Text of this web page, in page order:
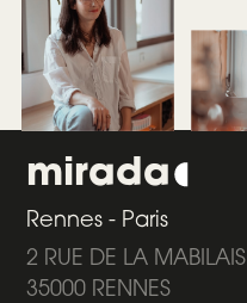
mirada
Rennes - Paris
2 RUE DE LA MABILAIS
35000 RENNES